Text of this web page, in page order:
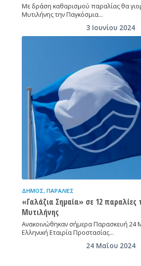
Με δράση καθαρισμού παραλίας θα
Μυτιλήνης την Παγκόσμια…
3 Ιουνίου 2024
ΔΉΜΟΣ, ΠΑΡΑΛΊΕΣ
«Γαλάζια Σημαία» σε 12
Μυτιλήνης
Ανακοινώθηκαν σήμερα Παρασκευή 24
Ελληνική Εταιρία Προστασίας…
24 Μαΐου 2024